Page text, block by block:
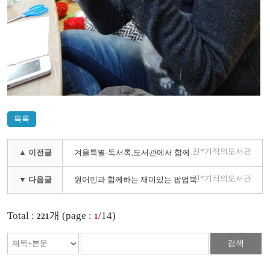
목록
▲ 이전글 겨울특별-독서록,도서관에서 함께해요진*기적의도서관
▼ 다음글 원어민과 함께하는 재미있는 팝업북진*기적의도서관
Total : 221개 (page : 1/14)
검색